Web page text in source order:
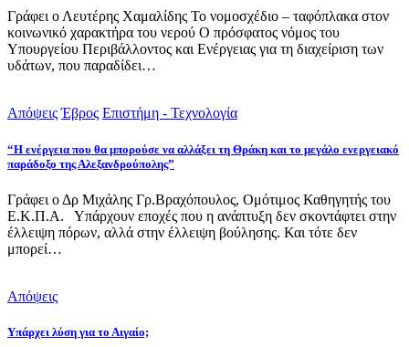
Γράφει ο Λευτέρης Χαμαλίδης Το νομοσχέδιο – ταφόπλακα στον
κοινωνικό χαρακτήρα του νερού Ο πρόσφατος νόμος του
Υπουργείου Περιβάλλοντος και Ενέργειας για τη διαχείριση των
υδάτων, που παραδίδει…
Απόψεις Έβρος Επιστήμη - Τεχνολογία
“Η ενέργεια που θα μπορούσε να αλλάξει τη Θράκη και το μεγάλο ενεργειακό
παράδοξο της Αλεξανδρούπολης”
Γράφει ο Δρ Μιχάλης Γρ.Βραχόπουλος, Ομότιμος Καθηγητής του
Ε.Κ.Π.Α. Υπάρχουν εποχές που η ανάπτυξη δεν σκοντάφτει στην
έλλειψη πόρων, αλλά στην έλλειψη βούλησης. Και τότε δεν
μπορεί…
Απόψεις
Υπάρχει λύση για το Αιγαίο;